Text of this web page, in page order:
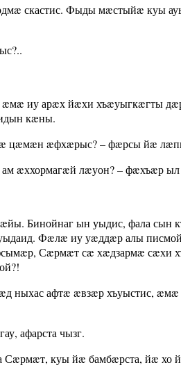
скастис. Фыды мæстыйæ куы
æмæ иу арæх йæхи хъæуыгкæгты
кæны.
цæмæн æфхæрыс? – фæрсы йæ
æххормагæй лæуон? – фæхъæр ыл
Бинойнаг ын уыдис, фала сын
Фæлæ иу уæддæр алы
Сæрмæт сæ хæдзармæ сæхи
ныхас афтæ æвзæр хъуыстис, æмæ
афарста чызг.
Сæрмæт, куы йæ бамбæрста, йæ хо